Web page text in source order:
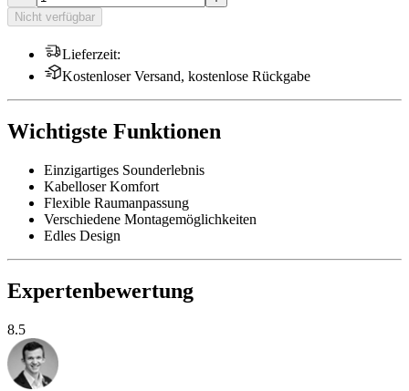
Nicht verfügbar
Lieferzeit:
Kostenloser Versand, kostenlose Rückgabe
Wichtigste Funktionen
Einzigartiges Sounderlebnis
Kabelloser Komfort
Flexible Raumanpassung
Verschiedene Montagemöglichkeiten
Edles Design
Expertenbewertung
8.5